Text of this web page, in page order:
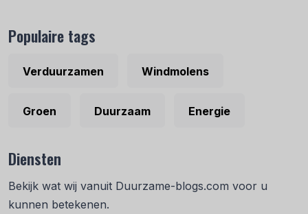
Populaire tags
Verduurzamen Windmolens
Groen Duurzaam Energie
Diensten
Bekijk wat wij vanuit Duurzame-blogs.com voor u
kunnen betekenen.